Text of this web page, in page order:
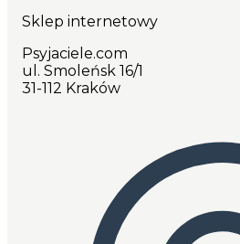
Sklep internetowy
Psyjaciele.com
ul. Smoleńsk 16/1
31-112 Kraków